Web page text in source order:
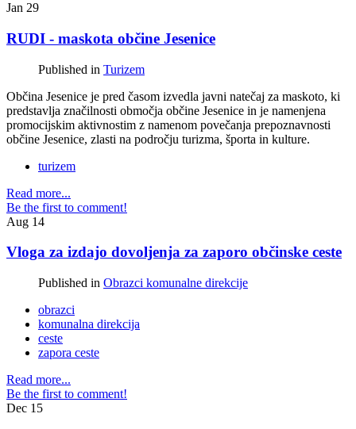
Jan 29
RUDI - maskota občine Jesenice
Published in Turizem
Občina Jesenice je pred časom izvedla javni natečaj za maskoto, ki
predstavlja značilnosti območja občine Jesenice in je namenjena
promocijskim aktivnostim z namenom povečanja prepoznavnosti
občine Jesenice, zlasti na področju turizma, športa in kulture.
turizem
Read more...
Be the first to comment!
Aug 14
Vloga za izdajo dovoljenja za zaporo občinske ceste
Published in Obrazci komunalne direkcije
obrazci
komunalna direkcija
ceste
zapora ceste
Read more...
Be the first to comment!
Dec 15